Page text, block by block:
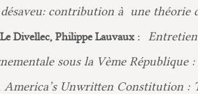
désaveu: contribution à une
Divellec, Philippe Lauvaux :
sous la Vème République
Unwritten Constitution :